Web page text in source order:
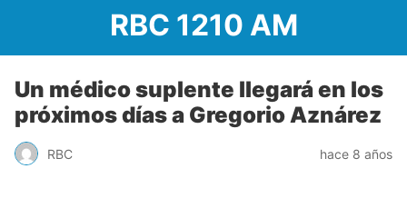
RBC 1210 AM
Un médico suplente llegará en los
próximos días a Gregorio Aznárez
RBC hace 8 años